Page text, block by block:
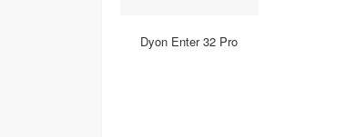
Dyon Enter 32 Pro